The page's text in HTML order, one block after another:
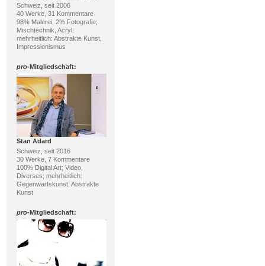
Schweiz, seit 2006
40 Werke, 31 Kommentare
98% Malerei, 2% Fotografie;
Mischtechnik, Acryl;
mehrheitlich: Abstrakte Kunst,
Impressionismus
pro-Mitgliedschaft:
Stan Adard
Schweiz, seit 2016
30 Werke, 7 Kommentare
100% Digital Art; Video,
Diverses; mehrheitlich:
Gegenwartskunst, Abstrakte
Kunst
pro-Mitgliedschaft: